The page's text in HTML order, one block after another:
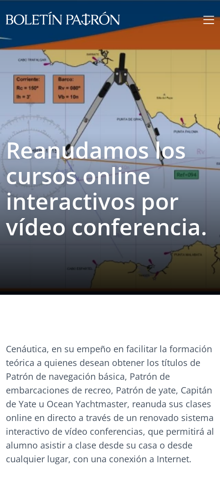
Reanudamos los
cursos online
interactivos por
vídeo conferencia.
Cenáutica, en su empeño en facilitar la formación
teórica a quienes desean obtener los títulos de
Patrón de navegación básica, Patrón de
embarcaciones de recreo, Patrón de yate, Capitán
de Yate u Ocean Yachtmaster, reanuda sus clases
online en directo a través de un renovado sistema
interactivo de vídeo conferencias, que permitirá al
alumno asistir a clase desde su casa o desde
cualquier lugar, con una conexión a Internet.